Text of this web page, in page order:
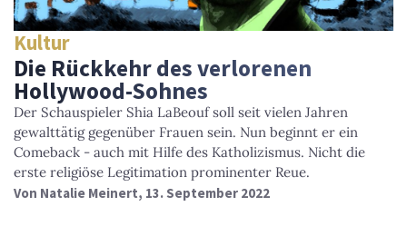
Kultur
Die Rückkehr des verlorenen
Hollywood-Sohnes
Der Schauspieler Shia LaBeouf soll seit vielen Jahren
gewalttätig gegenüber Frauen sein. Nun beginnt er ein
Comeback - auch mit Hilfe des Katholizismus. Nicht die
erste religiöse Legitimation prominenter Reue.
Von Natalie Meinert, 13. September 2022